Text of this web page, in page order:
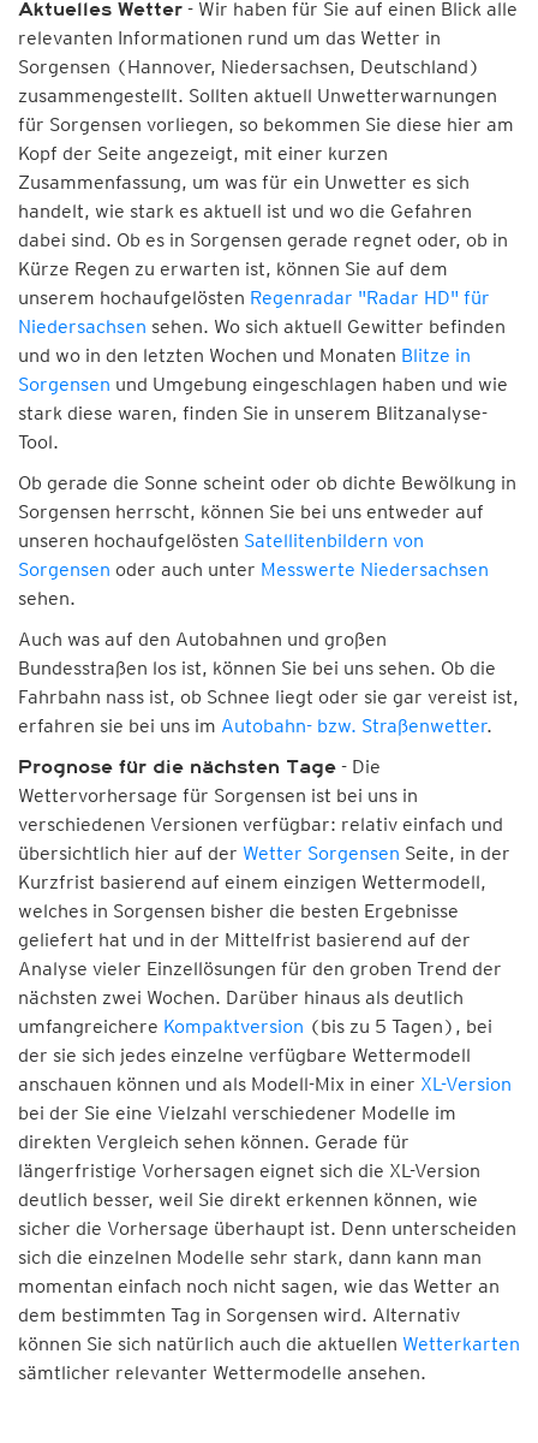
Aktuelles Wetter - Wir haben für Sie auf einen Blick alle
relevanten Informationen rund um das Wetter in
Sorgensen (Hannover, Niedersachsen, Deutschland)
zusammengestellt. Sollten aktuell Unwetterwarnungen
für Sorgensen vorliegen, so bekommen Sie diese hier am
Kopf der Seite angezeigt, mit einer kurzen
Zusammenfassung, um was für ein Unwetter es sich
handelt, wie stark es aktuell ist und wo die Gefahren
dabei sind. Ob es in Sorgensen gerade regnet oder, ob in
Kürze Regen zu erwarten ist, können Sie auf dem
unserem hochaufgelösten Regenradar "Radar HD" für
Niedersachsen sehen. Wo sich aktuell Gewitter befinden
und wo in den letzten Wochen und Monaten Blitze in
Sorgensen und Umgebung eingeschlagen haben und wie
stark diese waren, finden Sie in unserem Blitzanalyse-
Tool.
Ob gerade die Sonne scheint oder ob dichte Bewölkung in
Sorgensen herrscht, können Sie bei uns entweder auf
unseren hochaufgelösten Satellitenbildern von
Sorgensen oder auch unter Messwerte Niedersachsen
sehen.
Auch was auf den Autobahnen und großen
Bundesstraßen los ist, können Sie bei uns sehen. Ob die
Fahrbahn nass ist, ob Schnee liegt oder sie gar vereist ist,
erfahren sie bei uns im Autobahn- bzw. Straßenwetter.
Prognose für die nächsten Tage - Die
Wettervorhersage für Sorgensen ist bei uns in
verschiedenen Versionen verfügbar: relativ einfach und
übersichtlich hier auf der Wetter Sorgensen Seite, in der
Kurzfrist basierend auf einem einzigen Wettermodell,
welches in Sorgensen bisher die besten Ergebnisse
geliefert hat und in der Mittelfrist basierend auf der
Analyse vieler Einzellösungen für den groben Trend der
nächsten zwei Wochen. Darüber hinaus als deutlich
umfangreichere Kompaktversion (bis zu 5 Tagen), bei
der sie sich jedes einzelne verfügbare Wettermodell
anschauen können und als Modell-Mix in einer XL-Version
bei der Sie eine Vielzahl verschiedener Modelle im
direkten Vergleich sehen können. Gerade für
längerfristige Vorhersagen eignet sich die XL-Version
deutlich besser, weil Sie direkt erkennen können, wie
sicher die Vorhersage überhaupt ist. Denn unterscheiden
sich die einzelnen Modelle sehr stark, dann kann man
momentan einfach noch nicht sagen, wie das Wetter an
dem bestimmten Tag in Sorgensen wird. Alternativ
können Sie sich natürlich auch die aktuellen Wetterkarten
sämtlicher relevanter Wettermodelle ansehen.